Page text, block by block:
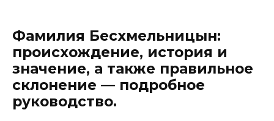
Фамилия Бесхмельницын:
происхождение, история и
значение, а также правильное
склонение — подробное
руководство.